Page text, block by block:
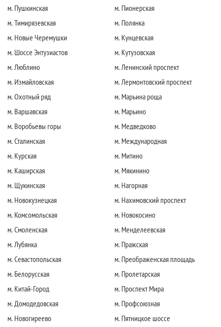
м. Пушкинская
м. Тимирязевская
м. Новые Черемушки
м. Шоссе Энтузиастов
м. Люблино
м. Измайловская
м. Охотный ряд
м. Варшавская
м. Воробьевы горы
м. Сталинская
м. Курская
м. Каширская
м. Щукинская
м. Новокузнецкая
м. Комсомольская
м. Смоленская
м. Лубянка
м. Севастопольская
м. Белорусская
м. Китай-Город
м. Домодедовская
м. Новогиреево
м. Пионерская
м. Полянка
м. Кунцевская
м. Кутузовская
м. Ленинский проспект
м. Лермонтовский проспект
м. Марьина роща
м. Марьино
м. Медведково
м. Международная
м. Митино
м. Мякинино
м. Нагорная
м. Нахимовский проспект
м. Новокосино
м. Менделеевская
м. Пражская
м. Преображенская площадь
м. Пролетарская
м. Проспект Мира
м. Профсоюзная
м. Пятницкое шоссе